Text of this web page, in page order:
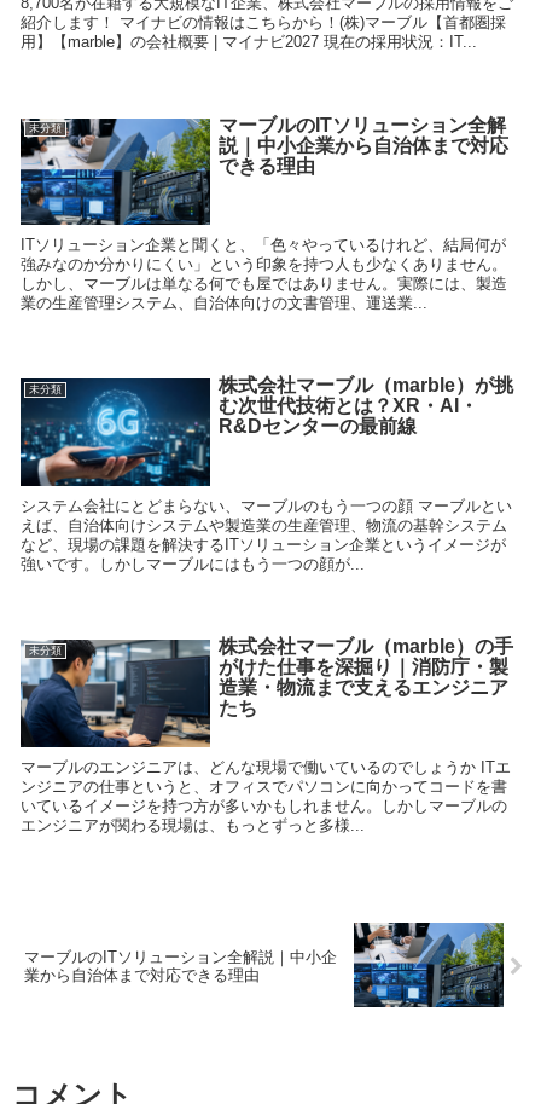
紹介します！ マイナビの情報はこちらから！(株)マーブル【首都圏採
用】【marble】の会社概要 | マイナビ2027 現在の採用状況：IT...
未分類
マーブルのITソリューション全解
説｜中小企業から自治体まで対応
できる理由
ITソリューション企業と聞くと、「色々やっているけれど、結局何が
強みなのか分かりにくい」という印象を持つ人も少なくありません。
しかし、マーブルは単なる何でも屋ではありません。実際には、製造
業の生産管理システム、自治体向けの文書管理、運送業...
未分類
株式会社マーブル（marble）が挑
む次世代技術とは？XR・AI・
R&Dセンターの最前線
システム会社にとどまらない、マーブルのもう一つの顔 マーブルとい
えば、自治体向けシステムや製造業の生産管理、物流の基幹システム
など、現場の課題を解決するITソリューション企業というイメージが
強いです。しかしマーブルにはもう一つの顔が...
未分類
株式会社マーブル（marble）の手
がけた仕事を深掘り｜消防庁・製
造業・物流まで支えるエンジニア
たち
マーブルのエンジニアは、どんな現場で働いているのでしょうか ITエ
ンジニアの仕事というと、オフィスでパソコンに向かってコードを書
いているイメージを持つ方が多いかもしれません。しかしマーブルの
エンジニアが関わる現場は、もっとずっと多様...
マーブルのITソリューション全解説｜中小企
業から自治体まで対応できる理由
コメント